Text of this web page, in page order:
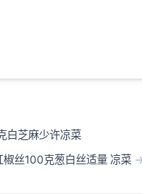
白芝麻少许凉菜
丝100克葱白丝适量 凉菜